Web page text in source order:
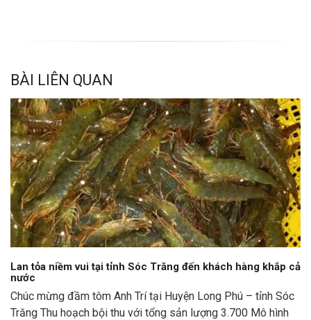
BÀI LIÊN QUAN
Lan tỏa niềm vui tại tỉnh Sóc Trăng đến khách hàng khắp cả
nước
Chúc mừng đầm tôm Anh Trí tại Huyện Long Phú – tỉnh Sóc
Trăng Thu hoạch bội thu với tổng sản lượng 3.700 Mô hình